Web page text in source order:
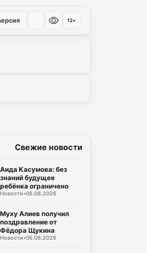
12+
Свежие новости
Аида Касумова: без
знаний будущее
ребёнка ограничено
Новости•06.08.2026
Муху Алиев получил
поздравление от
Фёдора Щукина
Новости•06.08.2026